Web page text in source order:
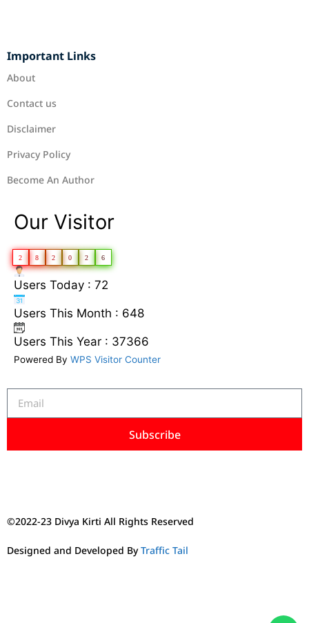
Important Links
About
Contact us
Disclaimer
Privacy Policy
Become An Author
Our Visitor
2 8 2 0 2 6
Users Today : 72
Users This Month : 648
Users This Year : 37366
Powered By WPS Visitor Counter
Subscribe
©2022-23 Divya Kirti All Rights Reserved
Designed and Developed ByTraffic Tail